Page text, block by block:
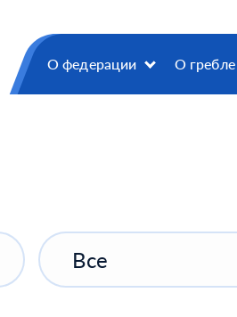
О федерации О гребле
Все